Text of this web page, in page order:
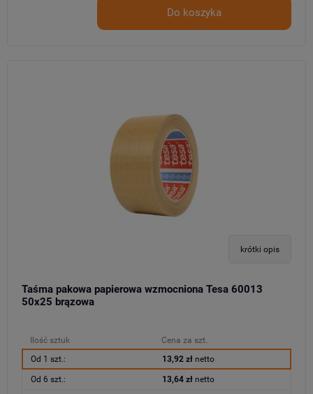
Do koszyka
krótki opis
Taśma pakowa papierowa wzmocniona Tesa 60013
50x25 brązowa
Ilość sztuk
Cena za szt.
Od 1 szt.:
13,92 złnetto
Od 6 szt.: 13,64 złnetto